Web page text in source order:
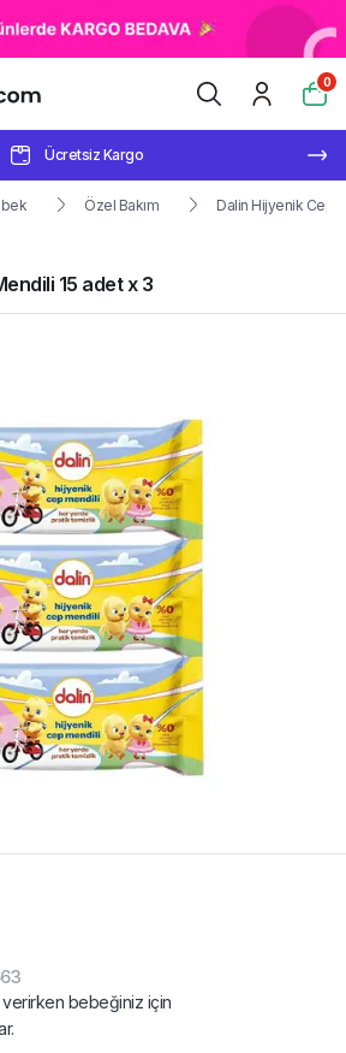
0
Ücretsiz Kargo
Özel Bakım Dalin Hijyenik Cep
15 adet x 3
bebeğiniz için